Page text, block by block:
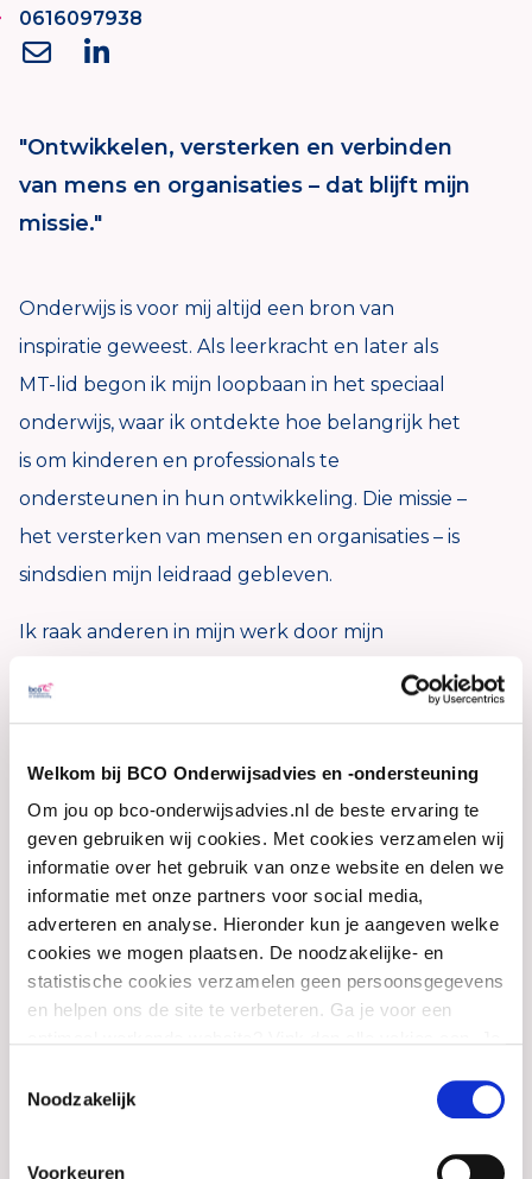
Welkom bij BCO Onderwijsadvies en -ondersteuning
Om jou op bco-onderwijsadvies.nl de beste ervaring te
geven gebruiken wij cookies. Met cookies verzamelen wij
informatie over het gebruik van onze website en delen we
informatie met onze partners voor social media,
adverteren en analyse. Hieronder kun je aangeven welke
cookies we mogen plaatsen. De noodzakelijke- en
statistische cookies verzamelen geen persoonsgegevens
en helpen ons de site te verbeteren. Ga je voor een
Noodzakelijk
Voorkeuren
0616097938
"Ontwikkelen, versterken en verbinden
van mens en organisaties – dat blijft mijn
missie."
Onderwijs is voor mij altijd een bron van
inspiratie geweest. Als leerkracht en later als
MT-lid begon ik mijn loopbaan in het speciaal
onderwijs, waar ik ontdekte hoe belangrijk het
is om kinderen en professionals te
ondersteunen in hun ontwikkeling. Die missie –
het versterken van mensen en organisaties – is
sindsdien mijn leidraad gebleven.
Ik raak anderen in mijn werk door mijn
oprechte betrokkenheid en het vermogen om
directeur, trainer en ontwikkelaar van
leertrajecten neem ik mee, evenals mijn
expertise in strategie- en
organisatieontwikkeling, verandermanagement
en mijn rol als toezichthouder.
Anderen raken mij door hun passie voor het vak
professionals en organisaties te halen. Bij BCO